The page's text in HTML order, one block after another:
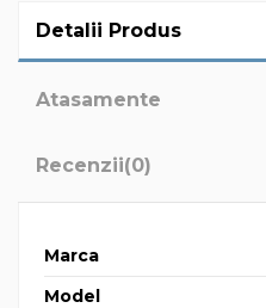
Detalii Produs
Atasamente
Recenzii(0)
Marca
Model